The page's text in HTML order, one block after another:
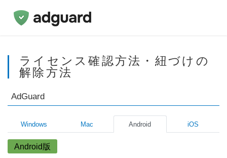
ライセンス確認方法・紐づけの
解除方法
AdGuard
Windows Mac Android iOS
Android版